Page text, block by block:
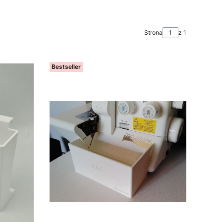
Strona z 1
Bestseller